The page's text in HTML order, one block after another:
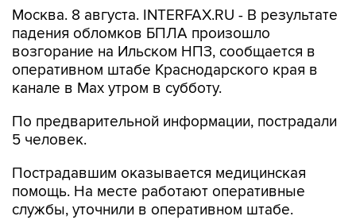
Москва. 8 августа. INTERFAX.RU - В результате
падения обломков БПЛА произошло
возгорание на Ильском НПЗ, сообщается в
оперативном штабе Краснодарского края в
канале в Max утром в субботу.
По предварительной информации, пострадали
5 человек.
Пострадавшим оказывается медицинская
помощь. На месте работают оперативные
службы, уточнили в оперативном штабе.